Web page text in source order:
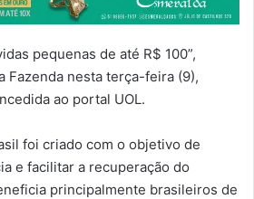
pequenas de até R$ 100”,
Fazenda nesta terça-feira (9),
ao portal UOL.
foi criado com o objetivo de
e facilitar a recuperação do
principalmente brasileiros de